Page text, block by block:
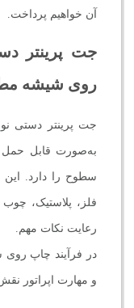
آن خواهیم پرداخت.
جت پرینتر
روی شیشه
جت پرینتر دستی
به‌صورت قابل حمل
سطوح را دارد. این
فلز، پلاستیک،
رعایت نکات مهم.
در فرآیند چاپ روی
و مهارت اپراتور نقش